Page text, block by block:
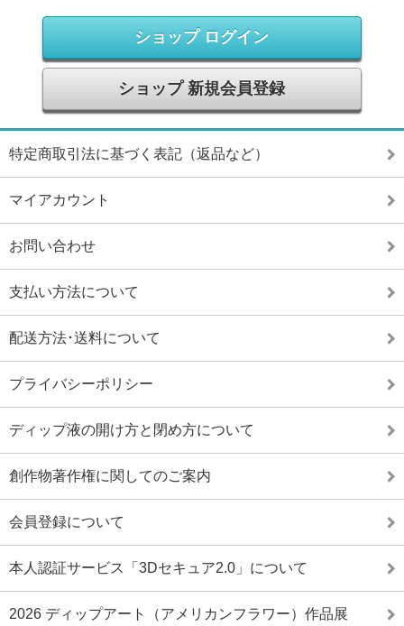
ショップ ログイン
ショップ 新規会員登録
特定商取引法に基づく表記（返品など）
マイアカウント
お問い合わせ
支払い方法について
配送方法･送料について
プライバシーポリシー
ディップ液の開け方と閉め方について
創作物著作権に関してのご案内
会員登録について
本人認証サービス「3Dセキュア2.0」について
2026 ディップアート（アメリカンフラワー）作品展